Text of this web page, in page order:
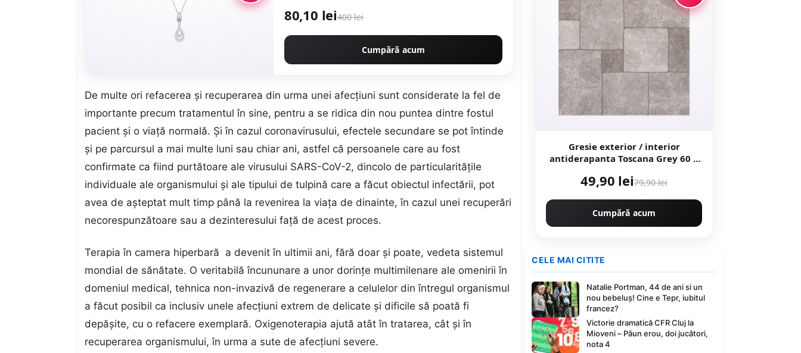
80,10 lei400 lei
Cumpără acum
De multe ori refacerea şi recuperarea din urma unei afecţiuni sunt considerate la fel de
importante precum tratamentul în sine, pentru a se ridica din nou puntea dintre fostul
pacient şi o viaţă normală. Şi în cazul coronavirusului, efectele secundare se pot întinde
şi pe parcursul a mai multe luni sau chiar ani, astfel că persoanele care au fost
confirmate ca fiind purtătoare ale virusului SARS-CoV-2, dincolo de particularităţile
individuale ale organismului şi ale tipului de tulpină care a făcut obiectul infectării, pot
avea de aşteptat mult timp până la revenirea la viaţa de dinainte, în cazul unei recuperări
necorespunzătoare sau a dezinteresului faţă de acest proces.
Terapia în camera hiperbară a devenit în ultimii ani, fără doar şi poate, vedeta sistemul
mondial de sănătate. O veritabilă încununare a unor dorinţe multimilenare ale omenirii în
domeniul medical, tehnica non-invazivă de regenerare a celulelor din întregul organismul
a făcut posibil ca inclusiv unele afecţiuni extrem de delicate şi dificile să poată fi
depăşite, cu o refacere exemplară. Oxigenoterapia ajută atât în tratarea, cât şi în
recuperarea organismului, în urma a sute de afecţiuni severe.
Gresie exterior / interior
antiderapanta Toscana Grey 60 x
rectificata tip piatra naturala
49,90 lei79,90 lei
Cumpără acum
CELE MAI CITITE
Natalie Portman, 44 de ani si un
nou bebeluș! Cine e Tepr, iubitul
francez?
Victorie dramatică CFR Cluj la
Mioveni – Păun erou, doi jucători,
nota 4